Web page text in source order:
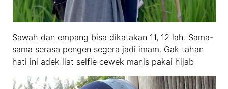
Sawah dan empang bisa dikatakan 11, 12 lah. Sama-
sama serasa pengen segera jadi imam. Gak tahan
hati ini adek liat selfie cewek manis pakai hijab